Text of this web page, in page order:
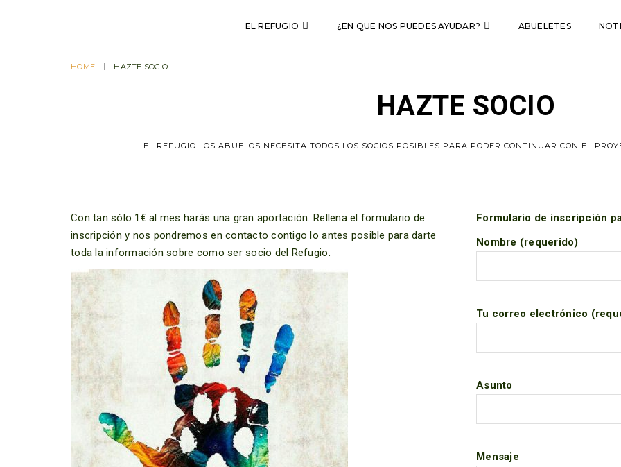
EL REFUGIO ¿EN QUE NOS PUEDES AYUDAR? ABUELETES
HOME HAZTE SOCIO
HAZTE SOCIO
EL REFUGIO LOS ABUELOS NECESITA TODOS LOS SOCIOS POSIBLES PARA PODER CONTINUAR CON EL
Con tan sólo 1€ al mes harás una gran aportación. Rellena el formulario de
inscripción y nos pondremos en contacto contigo lo antes posible para darte
toda la información sobre como ser socio del Refugio.
Formulario de inscripción
Nombre (requerido)
Tu correo electrónico
Asunto
Mensaje